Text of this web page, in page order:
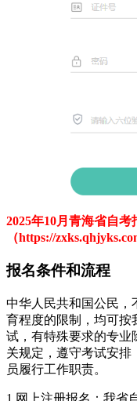
2025年10月青海省自考
（https://
报名条件和流程
中华人民共和国公民，
育程度的限制，均可按
试，有特殊要求的专业
关规定，遵守考试安排
员履行工作职责。